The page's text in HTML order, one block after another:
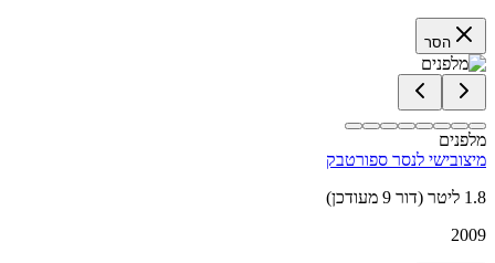
הסר
מלפנים
מיצובישי לנסר ספורטבק
1.8 ליטר (דור 9 מעודכן)
2009